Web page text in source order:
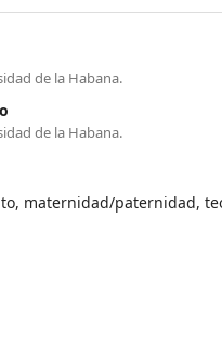
de la Habana.
de la Habana.
maternidad/paternidad,